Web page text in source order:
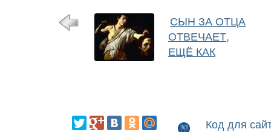
СЫН ЗА ОТЦА
ОТВЕЧАЕТ,
ЕЩЁ КАК
Код для